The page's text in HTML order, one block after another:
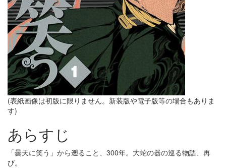
(表紙画像は初版に限りません。新装版や電子版等の場合もありま
す)
あらすじ
「曇天に笑う」から遡ること、300年。大蛇の器の巡る物語、再
び。